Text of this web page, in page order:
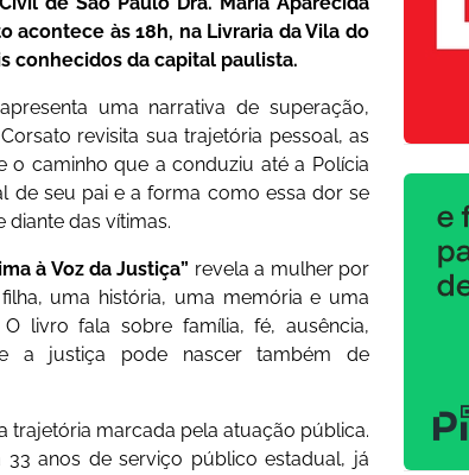
acontece às 18h, na Livraria da Vila do
conhecidos da capital paulista.
uma narrativa de superação,
revisita sua trajetória pessoal, as
o caminho que a conduziu até a Polícia
de seu pai e a forma como essa dor se
das vítimas.
à Voz da Justiça” revela a mulher por
uma história, uma memória e uma
livro fala sobre família, fé, ausência,
a justiça pode nascer também de
trajetória marcada pela atuação pública.
anos de serviço público estadual, já